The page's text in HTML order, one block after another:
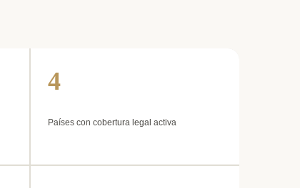
4
Países con cobertura legal activa